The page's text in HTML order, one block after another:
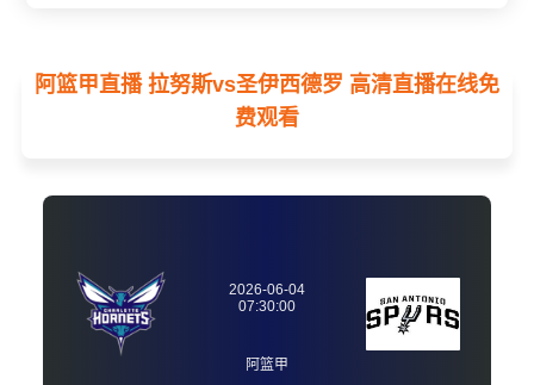
阿篮甲直播 拉努斯vs圣伊西德罗 高清直播在线免
费观看
2026-06-04
07:30:00
阿篮甲